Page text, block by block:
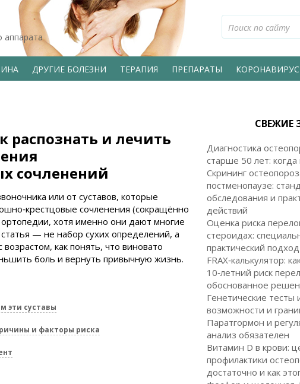
аппарата
ДРУГИЕ БОЛЕЗНИ ТЕРАПИЯ ПРЕПАРАТЫ КОРОНАВИРУС
распознать и лечить
сочленений
или от суставов, которые
сочленения (сокращённо
хотя именно они дают многие
— не набор сухих определений, а
как понять, что виновато
боль и вернуть привычную жизнь.
эти суставы
и факторы риска
СВЕЖИЕ
Диагностика
старше 50 лет: когда
Скрининг
постменопаузе:
обследования и
действий
Оценка риска
стероидах:
практический подход
FRAX‑калькулятор:
10‑летний риск
обоснованное
Генетические тесты
возможности и
Паратгормон и
анализ обязателен
Витамин D в крови:
профилактики
достаточно и как